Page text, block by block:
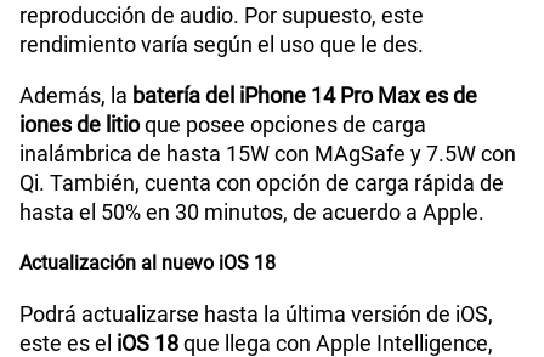
reproducción de audio. Por supuesto, este
rendimiento varía según el uso que le des.
Además, la batería del iPhone 14 Pro Max esde
iones de litioque posee opciones de carga
inalámbrica de hasta 15W con MAgSafe y 7.5W con
Qi. También, cuenta con opción de carga rápida de
hasta el 50% en 30 minutos, de acuerdo a Apple.
Actualización al nuevo iOS 18
Podrá actualizarse hasta la última versión de iOS,
este es el iOS 18que llega con Apple Intelligence,